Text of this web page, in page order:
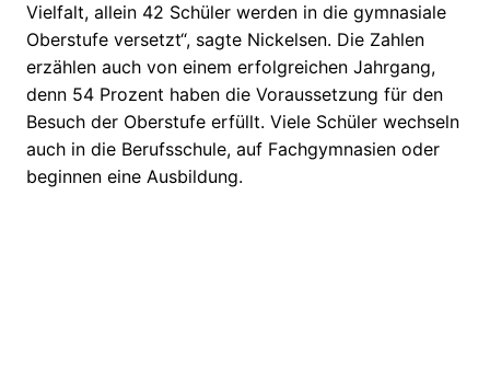
Vielfalt, allein 42 Schüler werden in die gymnasiale
Oberstufe versetzt“, sagte Nickelsen. Die Zahlen
erzählen auch von einem erfolgreichen Jahrgang,
denn 54 Prozent haben die Voraussetzung für den
Besuch der Oberstufe erfüllt. Viele Schüler wechseln
auch in die Berufsschule, auf Fachgymnasien oder
beginnen eine Ausbildung.